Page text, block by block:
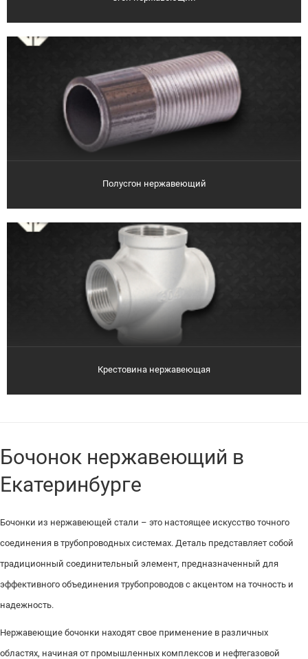
Полусгон нержавеющий
Крестовина нержавеющая
Бочонок нержавеющий в
Екатеринбурге
Бочонки из нержавеющей стали – это настоящее искусство точного
соединения в трубопроводных системах. Деталь представляет собой
традиционный соединительный элемент, предназначенный для
эффективного объединения трубопроводов с акцентом на точность и
надежность.
Нержавеющие бочонки находят свое применение в различных
областях, начиная от промышленных комплексов и нефтегазовой